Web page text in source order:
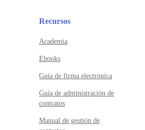
Recursos
Academia
Ebooks
Guía de firma electrónica
Guía de administración de
contratos
Manual de gestión de